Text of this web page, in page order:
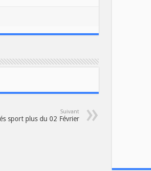
Suivant
sport plus du 02 Février